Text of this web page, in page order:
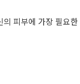
피부에 가장 필요